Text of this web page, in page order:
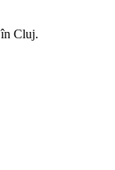
Cluj.